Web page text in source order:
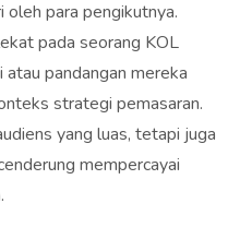
oleh para pengikutnya.
pada seorang KOL
pandangan mereka
strategi pemasaran.
yang luas, tetapi juga
mempercayai